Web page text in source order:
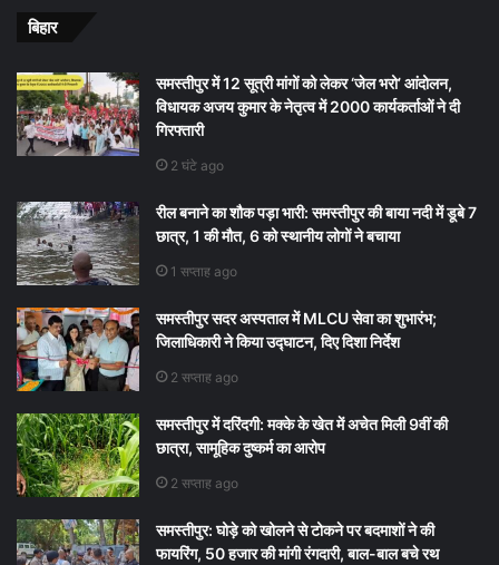
बिहार
समस्तीपुर में 12 सूत्री मांगों को लेकर ‘जेल भरो’ आंदोलन,
विधायक अजय कुमार के नेतृत्व में 2000 कार्यकर्ताओं ने दी
गिरफ्तारी
2 घंटे ago
रील बनाने का शौक पड़ा भारी: समस्तीपुर की बाया नदी में डूबे 7
छात्र, 1 की मौत, 6 को स्थानीय लोगों ने बचाया
1 सप्ताह ago
समस्तीपुर सदर अस्पताल में MLCU सेवा का शुभारंभ;
जिलाधिकारी ने किया उद्घाटन, दिए दिशा निर्देश
2 सप्ताह ago
समस्तीपुर में दरिंदगी: मक्के के खेत में अचेत मिली 9वीं की
छात्रा, सामूहिक दुष्कर्म का आरोप
2 सप्ताह ago
समस्तीपुर: घोड़े को खोलने से टोकने पर बदमाशों ने की
फायरिंग, 50 हजार की मांगी रंगदारी, बाल-बाल बचे रथ